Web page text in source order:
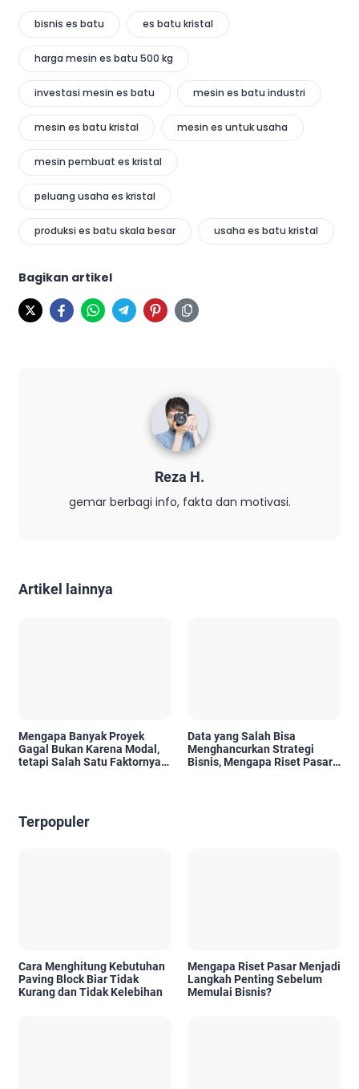
bisnis es batu es batu kristal
harga mesin es batu 500 kg
investasi mesin es batu mesin es batu industri
mesin es batu kristal mesin es untuk usaha
mesin pembuat es kristal
peluang usaha es kristal
produksi es batu skala besar usaha es batu kristal
Bagikan artikel
Reza H.
gemar berbagi info, fakta dan motivasi.
Artikel lainnya
Mengapa Banyak Proyek
Gagal Bukan Karena Modal,
tetapi Salah Satu Faktornya
Data yang Salah Bisa
Menghancurkan Strategi
Bisnis, Mengapa Riset Pasar
Terpopuler
Cara Menghitung Kebutuhan
Paving Block Biar Tidak
Kurang dan Tidak Kelebihan
Mengapa Riset Pasar Menjadi
Langkah Penting Sebelum
Memulai Bisnis?